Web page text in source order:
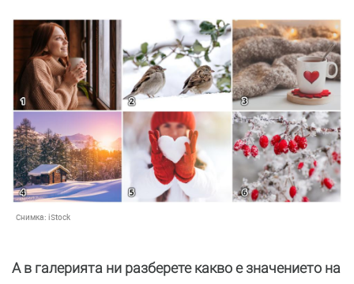
Снимка: iStock
А в галерията ни разберете какво е значението на